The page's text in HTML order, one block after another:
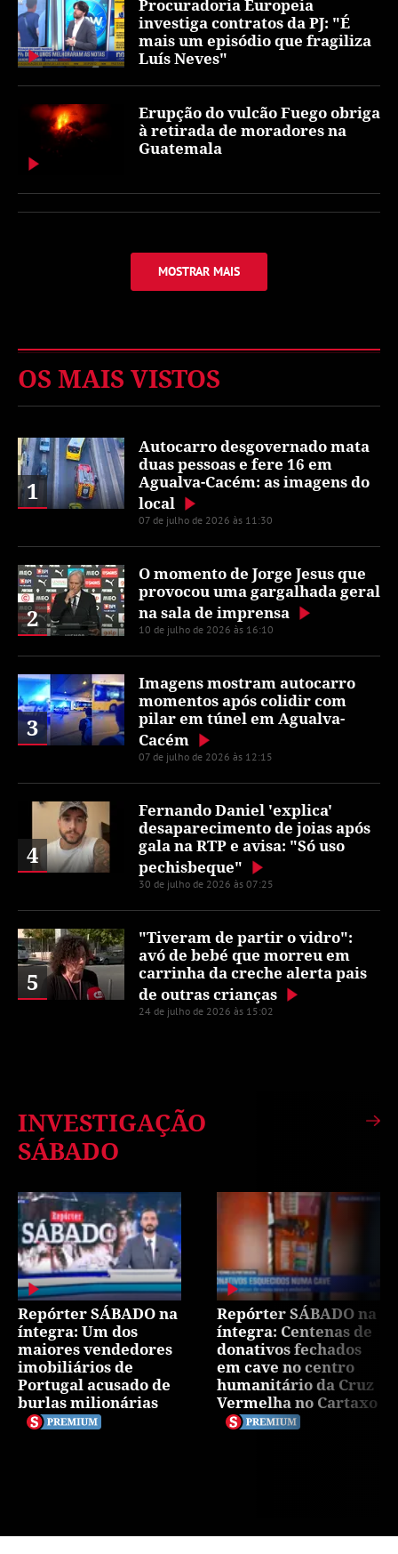
Procuradoria Europeia
investiga contratos da PJ: "É
mais um episódio que fragiliza
Luís Neves"
Erupção do vulcão Fuego obriga
à retirada de moradores na
Guatemala
MOSTRAR MAIS
OS MAIS VISTOS
1
Autocarro desgovernado mata
duas pessoas e fere 16 em
Agualva-Cacém: as imagens do
local
07 de julho de 2026 às 11:30
2
O momento de Jorge Jesus que
provocou uma gargalhada geral
na sala de imprensa
10 de julho de 2026 às 16:10
3
Imagens mostram autocarro
momentos após colidir com
pilar em túnel em Agualva-
Cacém
07 de julho de 2026 às 12:15
4
Fernando Daniel 'explica'
desaparecimento de joias após
gala na RTP e avisa: "Só uso
pechisbeque"
30 de julho de 2026 às 07:25
5
"Tiveram de partir o vidro":
avó de bebé que morreu em
carrinha da creche alerta pais
de outras crianças
24 de julho de 2026 às 15:02
INVESTIGAÇÃO
SÁBADO
Repórter SÁBADO na
íntegra: Um dos
maiores vendedores
imobiliários de
Portugal acusado de
burlas milionárias
Repórter SÁBADO na
íntegra: Centenas de
donativos fechados
em cave no centro
humanitário da Cruz
Vermelha no Cartaxo